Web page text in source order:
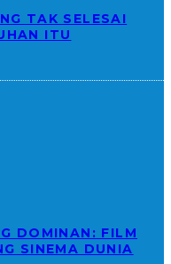
TAK SELESAI
ITU
DOMINAN: FILM
SINEMA DUNIA